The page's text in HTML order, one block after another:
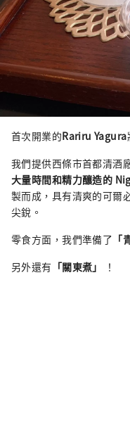
首次開業的Rariru Yagura
我們提供西條市首都清酒
大量時間和精力釀造的
製而成，具有清爽的可爾
尖銳。
零食方面，我們準備了 「
另外還有 「關東煮」 ！